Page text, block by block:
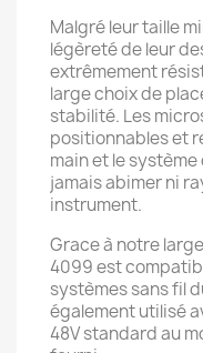
Malgré leur taille
légèreté de leur
extrêmement
large choix de
stabilité. Les
positionnables et
main et le
jamais abimer ni
instrument.
Grace à notre
4099 est
systèmes sans fil
également utilisé
48V standard au